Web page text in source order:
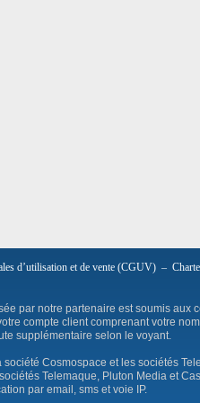
d’utilisation et de vente (CGUV) –
par notre partenaire est soumis
compte client comprenant votre
supplémentaire selon le voyant.
Cosmospace et les sociétés
Telemaque, Pluton Media et
par email, sms et voie IP.